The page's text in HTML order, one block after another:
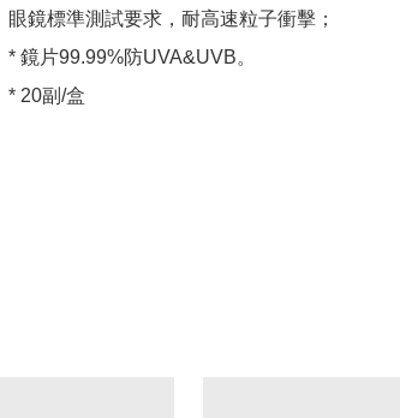
眼鏡標準測試要求，耐高速粒子衝擊；
* 鏡片99.99%防UVA&UVB。